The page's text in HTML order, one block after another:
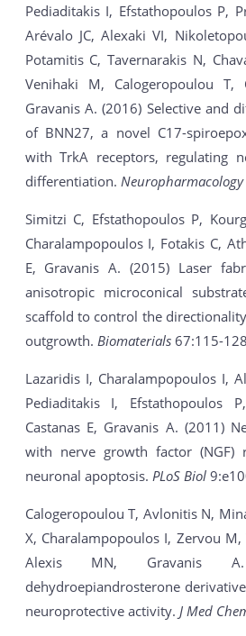
Pediaditakis I, Efstathopoulos P,
Arévalo JC, Alexaki VI,
Potamitis C, Tavernarakis N,
Venihaki M, Calogeropoulou T,
Gravanis A. (2016) Selective and
of BNN27, a novel C17-
with TrkA receptors, regulating
differentiation. Neuropharmacology
Simitzi C, Efstathopoulos P,
Charalampopoulos I, Fotakis C,
E, Gravanis A. (2015) Laser
anisotropic microconical
scaffold to control the
outgrowth. Biomaterials67:115-
Lazaridis I, Charalampopoulos I,
Pediaditakis I, Efstathopoulos
Castanas E, Gravanis A. (2011)
with nerve growth factor (NGF)
neuronal apoptosis. PLoS Biol
Calogeropoulou T, Avlonitis N,
X, Charalampopoulos I, Zervou M,
Alexis MN, Gravanis
dehydroepiandrosterone
neuroprotective activity. J Med